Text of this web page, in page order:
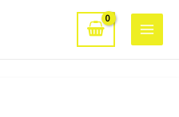
Main